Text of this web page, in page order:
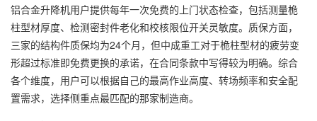
铝合金升降机用户提供每年一次免费的上门状态检查，包括测量桅
柱型材厚度、检测密封件老化和校核限位开关灵敏度。质保方面，
三家的结构件质保均为24个月，但中成重工对于桅柱型材的疲劳变
形超过标准即免费更换的承诺，在合同条款中写得较为明确。综合
各个维度，用户可以根据自己的最高作业高度、转场频率和安全配
置需求，选择侧重点最匹配的那家制造商。